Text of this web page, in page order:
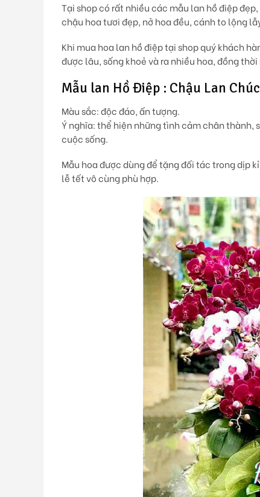
Tại shop có rất nhiều các mẫu lan hồ điệp
chậu hoa tươi đẹp, nở hoa đều, cánh to lộng
Khi mua hoa lan hồ điệp tại shop quý khách
được lâu, sống khoẻ và ra nhiều hoa, đồng
Mẫu lan Hồ Điệp : Chậu Lan
Màu sắc: độc đáo, ấn tượng.
Ý nghĩa: thể hiện những tình cảm chân thành,
cuộc sống.
Mẫu hoa được dùng để tặng đối tác trong dịp
lễ tết vô cùng phù hợp.